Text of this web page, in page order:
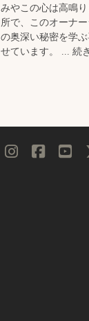
みやこの心は高鳴
所で、このオーナ
の奥深い秘密を学
せています。 ... 続き